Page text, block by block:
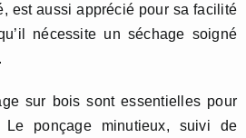
est aussi apprécié pour sa facilité
nécessite un séchage soigné
sur bois sont essentielles pour
Le ponçage minutieux, suivi de